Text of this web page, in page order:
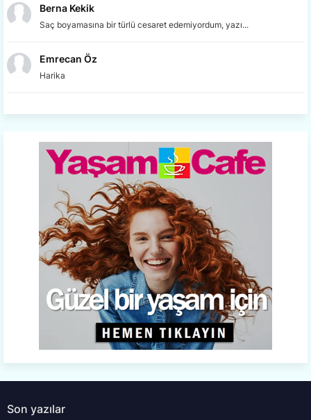
Berna Kekik
Saç boyamasına bir türlü cesaret edemiyordum, yazı...
Emrecan Öz
Harika
Son yazılar